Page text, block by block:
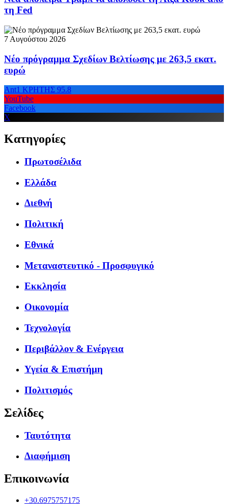
τη Fed
7 Αυγούστου 2026
Νέο πρόγραμμα Σχεδίων Βελτίωσης με 263,5 εκατ.
ευρώ
Ant1 ΚΡΗΤΗΣ 95.8
YouTube
Facebook
X
Κατηγορίες
Πρωτοσέλιδα
Ελλάδα
Διεθνή
Πολιτική
Εθνικά
Μεταναστευτικό - Προσφυγικό
Εκκλησία
Οικονομία
Τεχνολογία
Περιβάλλον & Ενέργεια
Υγεία & Επιστήμη
Πολιτισμός
Σελίδες
Ταυτότητα
Διαφήμιση
Επικοινωνία
+30.6975757175